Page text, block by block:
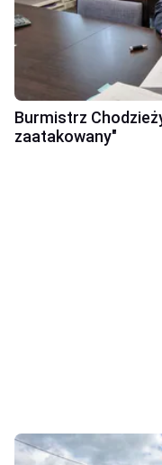
Burmistrz
zaatakowany"